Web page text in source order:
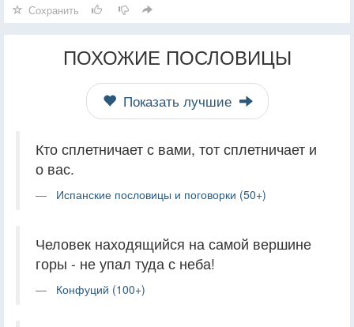
Сохранить
ПОХОЖИЕ ПОСЛОВИЦЫ
Показать лучшие
Кто сплетничает с вами, тот сплетничает и
о вас.
Испанские пословицы и поговорки (50+)
Человек находящийся на самой вершине
горы - не упал туда с неба!
Конфуций (100+)